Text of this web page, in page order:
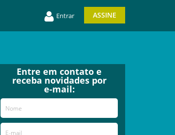
Entrar ASSINE
Entre em contato e
receba novidades por
e-mail: